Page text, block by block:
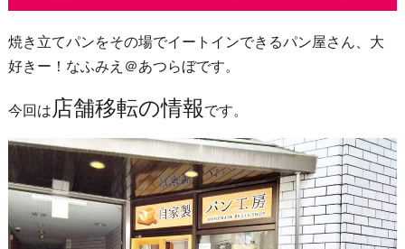
焼き立てパンをその場でイートインできるパン屋さん、大
好きー！なふみえ＠あつらぼです。
今回は 店舗移転の情報 です。